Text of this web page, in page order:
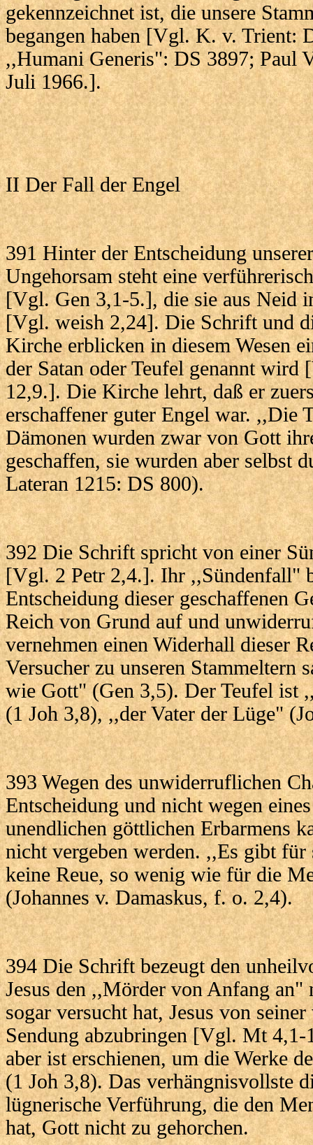
gekennzeichnet ist, die unsere
begangen haben [Vgl. K. v. Trient:
,,Humani Generis": DS 3897; Paul
Juli 1966.].
II Der Fall der Engel
391 Hinter der Entscheidung
Ungehorsam steht eine
[Vgl. Gen 3,1-5.], die sie aus Neid
[Vgl. weish 2,24]. Die Schrift und
Kirche erblicken in diesem Wesen
der Satan oder Teufel genannt
12,9.]. Die Kirche lehrt, daß er
erschaffener guter Engel war. ,,Die
Dämonen wurden zwar von Gott
geschaffen, sie wurden aber selbst
Lateran 1215: DS 800).
392 Die Schrift spricht von einer
[Vgl. 2 Petr 2,4.]. Ihr ,,Sündenfall"
Entscheidung dieser geschaffenen
Reich von Grund auf und
vernehmen einen Widerhall dieser
Versucher zu unseren Stammeltern
wie Gott" (Gen 3,5). Der Teufel ist
(1 Joh 3,8), ,,der Vater der Lüge"
393 Wegen des unwiderruflichen
Entscheidung und nicht wegen
unendlichen göttlichen Erbarmens
nicht vergeben werden. ,,Es gibt
keine Reue, so wenig wie für die
(Johannes v. Damaskus, f. o. 2,4).
394 Die Schrift bezeugt den
Jesus den ,,Mörder von Anfang an"
sogar versucht hat, Jesus von
Sendung abzubringen [Vgl. Mt
aber ist erschienen, um die Werke
(1 Joh 3,8). Das verhängnisvollste
lügnerische Verführung, die den
hat, Gott nicht zu gehorchen.